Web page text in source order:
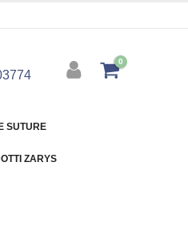
0
SUTURE
ZARYS